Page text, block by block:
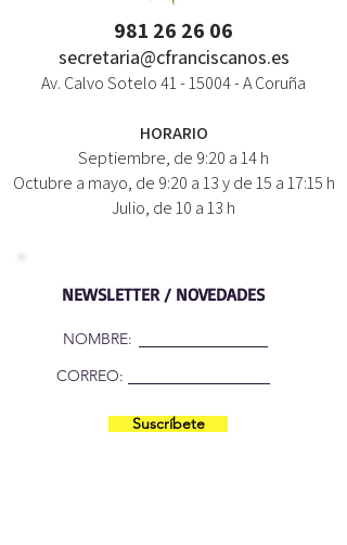
981 26 26 06
secretaria@cfranciscanos.es
Av. Calvo Sotelo41 - 15004- A Coruña
HORARIO
Septiembre, de 9:20 a 14 h
Octubre a mayo, de 9:20 a 13 y de 15 a 17:15 h
Julio, de 10 a 13 h
NOMBRE:
CORREO:
Suscríbete
NEWSLETTER / NOVEDADES